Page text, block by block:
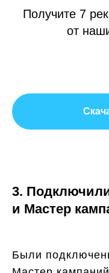
Получите 7
от
3.
и Мастер
Были